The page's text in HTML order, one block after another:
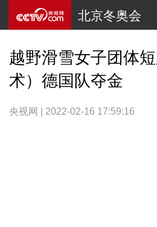
北京冬奥会
越野滑雪女子团体
术）德国队夺金
央视网 | 2022-02-16 17:59:16